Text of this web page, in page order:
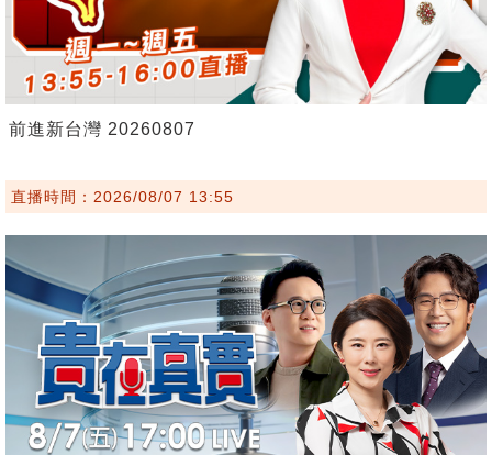
前進新台灣 20260807
直播時間：2026/08/07 13:55